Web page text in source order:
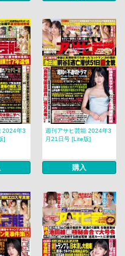
2024年3
]
週刊アサヒ芸能 2024年3
月21日号 [Lite版]
購入